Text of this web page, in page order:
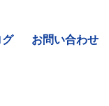
お問い合わせ